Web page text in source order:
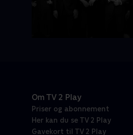
Om TV 2 Play
Priser og abonnement
Her kan du se TV 2 Play
Gavekort til TV 2 Play